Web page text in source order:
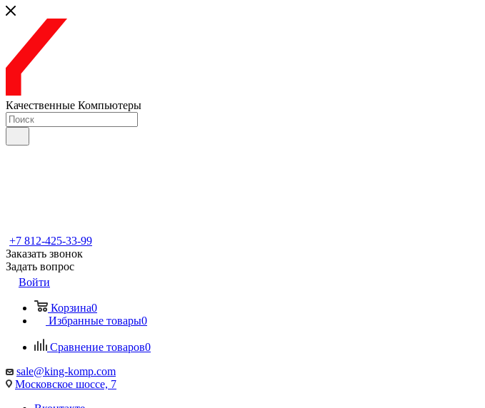
Качественные Компьютеры
+7 812-425-33-99
Заказать звонок
Задать вопрос
Войти
Корзина0
Избранные товары0
Сравнение товаров0
sale@king-komp.com
Московское шоссе, 7